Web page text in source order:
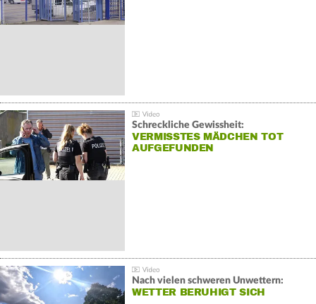
Schreckliche Gewissheit:
VERMISSTES MÄDCHEN TOT
AUFGEFUNDEN
Nach vielen schweren Unwettern:
WETTER BERUHIGT SICH